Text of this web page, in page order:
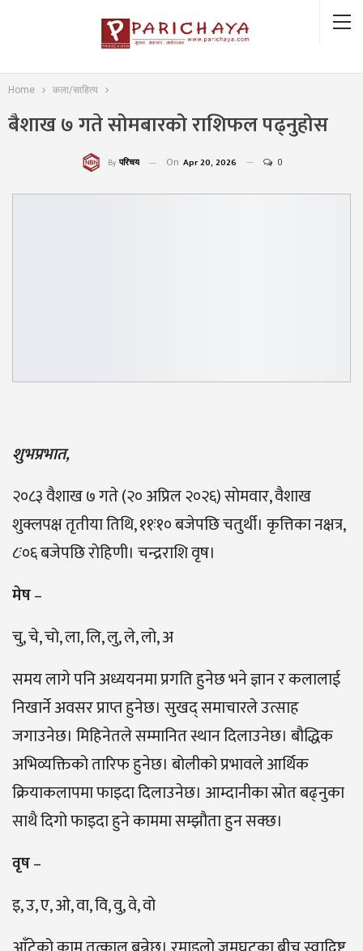
Home कला/साहित्य
बैशाख ७ गते सोमबारको राशिफल पढ्नुहोस
By परिचय On Apr 20, 2026 0
शुभप्रभात,
२०८३ वैशाख ७ गते (२० अप्रिल २०२६) साेमवार, वैशाख
शुक्लपक्ष तृतीया तिथि, ११ः१० बजेपछि चतुर्थी। कृत्तिका नक्षत्र,
८ः०६ बजेपछि राेहिणी। चन्द्रराशि वृष।
मेष–
चु, चे, चो, ला, लि, लु, ले, लो, अ
समय लागे पनि अध्ययनमा प्रगति हुनेछ भने ज्ञान र कलालाई
निखार्ने अवसर प्राप्त हुनेछ। सुखद् समाचारले उत्साह
जगाउनेछ। मिहिनेतले सम्मानित स्थान दिलाउनेछ। बौद्धिक
अभिव्यक्तिको तारिफ हुनेछ। बोलीको प्रभावले आर्थिक
क्रियाकलापमा फाइदा दिलाउनेछ। आम्दानीका स्रोत बढ्नुका
साथै दिगो फाइदा हुने काममा सम्झौता हुन सक्छ।
वृष–
इ, उ, ए, ओ, वा, वि, वु, वे, वो